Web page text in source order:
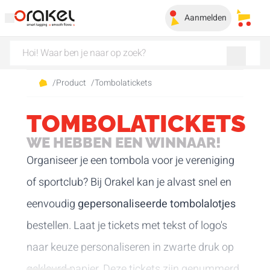
Aanmelden Mijn
/Product /Tombolatickets
TOMBOLATICKETS
WE HEBBEN EEN WINNAAR!
Organiseer je een tombola voor je vereniging
of sportclub? Bij Orakel kan je alvast snel en
eenvoudiggepersonaliseerde tombolalotjes
bestellen. Laat je tickets met tekst of logo's
naar keuze personaliseren in zwarte druk op